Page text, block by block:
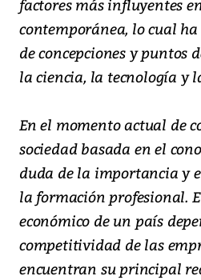
factores más influyentes
contemporánea, lo cual
de concepciones y puntos
la ciencia, la tecnología y
En el momento actual de
sociedad basada en el
duda de la importancia y
la formación profesional.
económico de un país
competitividad de las
encuentran su principal